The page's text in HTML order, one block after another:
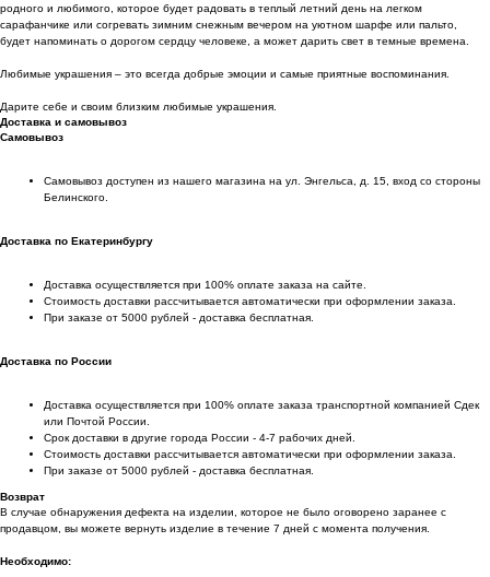
родного и любимого, которое будет радовать в теплый летний день на легком
сарафанчике или согревать зимним снежным вечером на уютном шарфе или пальто,
будет напоминать о дорогом сердцу человеке, а может дарить свет в темные времена.
Любимые украшения – это всегда добрые эмоции и самые приятные воспоминания.
Дарите себе и своим близким любимые украшения.
Доставка и самовывоз
Самовывоз
Самовывоз доступен из нашего магазина на ул. Энгельса, д. 15, вход со стороны
Белинского.
Доставка по Екатеринбургу
Доставка осуществляется при 100% оплате заказа на сайте.
Стоимость доставки рассчитывается автоматически при оформлении заказа.
При заказе от 5000 рублей - доставка бесплатная.
Доставка по России
Доставка осуществляется при 100% оплате заказа транспортной компанией Сдек
или Почтой России.
Срок доставки в другие города России - 4-7 рабочих дней.
Стоимость доставки рассчитывается автоматически при оформлении заказа.
При заказе от 5000 рублей - доставка бесплатная.
Возврат
В случае обнаружения дефекта на изделии, которое не было оговорено заранее с
продавцом, вы можете вернуть изделие в течение 7 дней с момента получения.
Необходимо: